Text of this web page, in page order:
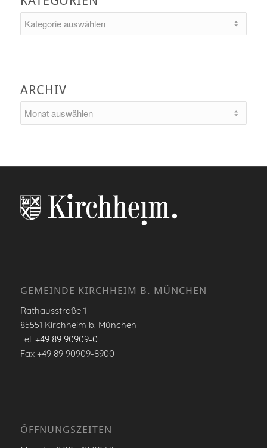
ARCHIV
GEMEINDE KIRCHHEIM B. MÜNCHEN
Rathausstraße 1
85551 Kirchheim b. München
Tel. +49 89 90909-0
Fax +49 89 90909-8900
ÖFFNUNGSZEITEN